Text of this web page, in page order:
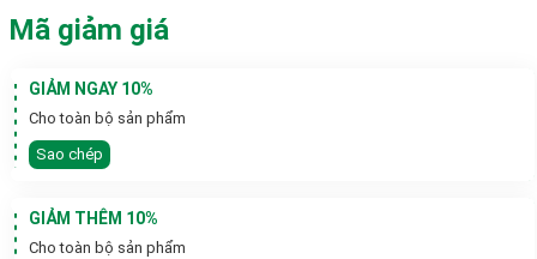
Mã giảm giá
GIẢM NGAY 10%
Cho toàn bộ sản phẩm
Sao chép
GIẢM THÊM 10%
Cho toàn bộ sản phẩm